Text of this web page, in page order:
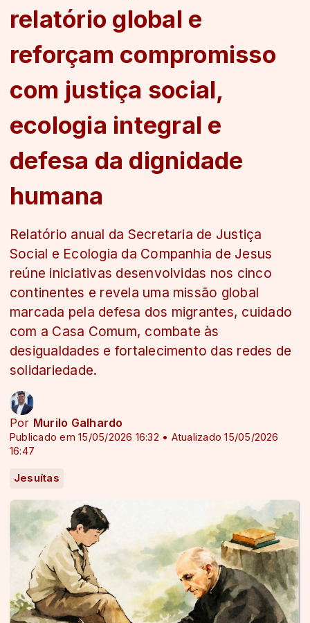
relatório global e
reforçam compromisso
com justiça social,
ecologia integral e
defesa da dignidade
humana
Relatório anual da Secretaria de Justiça
Social e Ecologia da Companhia de Jesus
reúne iniciativas desenvolvidas nos cinco
continentes e revela uma missão global
marcada pela defesa dos migrantes, cuidado
com a Casa Comum, combate às
desigualdades e fortalecimento das redes de
solidariedade.
Por Murilo Galhardo
Publicado em 15/05/2026 16:32 • Atualizado 15/05/2026
16:47
Jesuítas